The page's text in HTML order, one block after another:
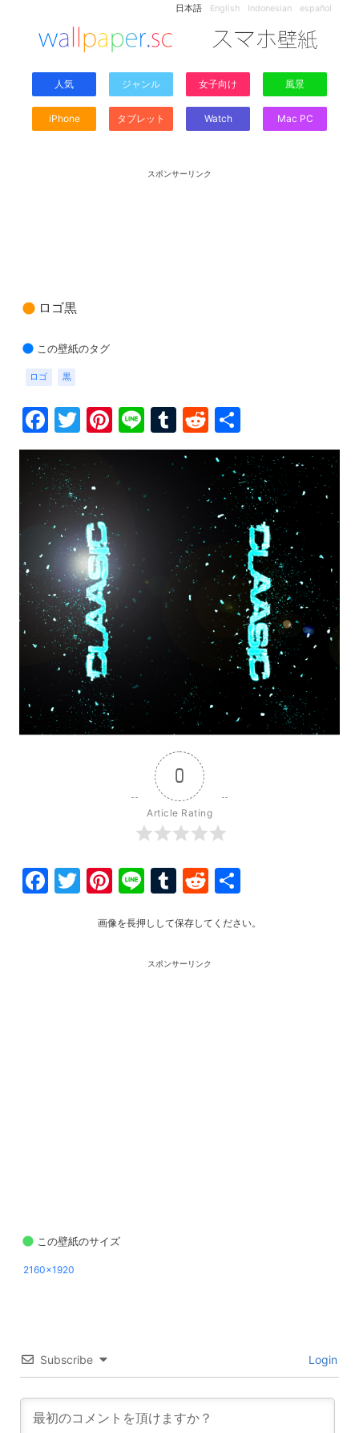
日本語 English Indonesian español
人気 ジャンル 女子向け 風景
iPhone タブレット Watch Mac PC
スポンサーリンク
ロゴ黒
この壁紙のタグ
ロゴ 黒
Facebook
Twitter
Pinterest
LineTumblr
Reddit
有
0
Article Rating
Facebook
Twitter
Pinterest
LineTumblr
Reddit
画像を長押しして保存してください。
スポンサーリンク
この壁紙のサイズ
2160x1920
Subscribe Login